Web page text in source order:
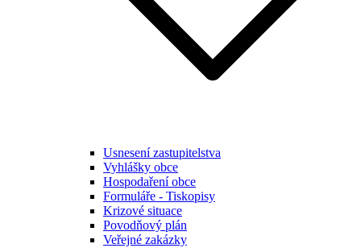
Usnesení zastupitelstva
Vyhlášky obce
Hospodaření obce
Formuláře - Tiskopisy
Krizové situace
Povodňový plán
Veřejné zakázky